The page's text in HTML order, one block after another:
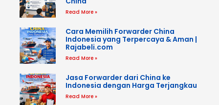
Read More »
Cara Memilih Forwarder China
Indonesia yang Terpercaya & Aman |
Rajabeli.com
Read More »
Jasa Forwarder dari China ke
Indonesia dengan Harga Terjangkau
Read More »